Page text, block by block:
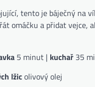
tento je báječný na
omáčku a přidat vejce,
5 minut | kuchař 35
lžicolivový olej